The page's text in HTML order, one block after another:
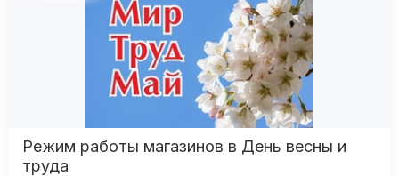
Режим работы магазинов в День весны и
труда